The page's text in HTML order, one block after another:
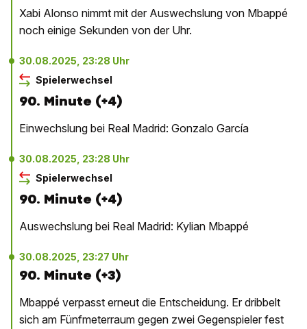
Xabi Alonso nimmt mit der Auswechslung von Mbappé
noch einige Sekunden von der Uhr.
30.08.2025, 23:28 Uhr
Spielerwechsel
90. Minute (+4)
Einwechslung bei Real Madrid: Gonzalo García
30.08.2025, 23:28 Uhr
Spielerwechsel
90. Minute (+4)
Auswechslung bei Real Madrid: Kylian Mbappé
30.08.2025, 23:27 Uhr
90. Minute (+3)
Mbappé verpasst erneut die Entscheidung. Er dribbelt
sich am Fünfmeterraum gegen zwei Gegenspieler fest